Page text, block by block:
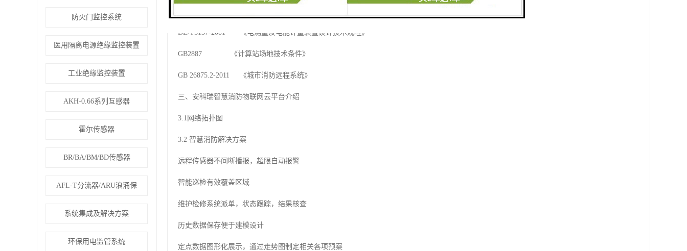
防火门监控系统
医用隔离电源绝缘监控装置
工业绝缘监控装置
AKH-0.66系列互感器
霍尔传感器
BR/BA/BM/BD传感器
AFL-T分流器/ARU浪涌保
系统集成及解决方案
环保用电监管系统
DL/T5137-2001 《电测量及电能计量装置设计技术规程》
GB2887 《计算站场地技术条件》
GB 26875.2-2011 《城市消防远程系统》
三、安科瑞智慧消防物联网云平台介绍
3.1网络拓扑图
3.2 智慧消防解决方案
远程传感器不间断播报，超限自动报警
智能巡检有效覆盖区域
维护检修系统派单，状态跟踪，结果核查
历史数据保存便于建模设计
定点数据图形化展示，通过走势图制定相关各项预案